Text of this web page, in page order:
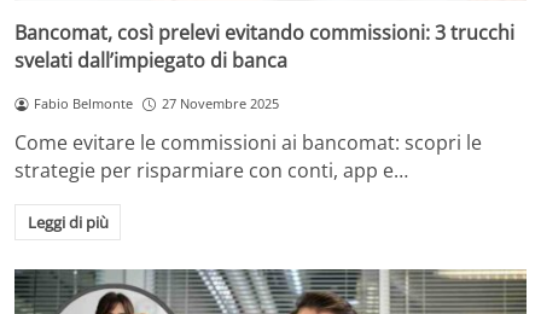
Bancomat, così prelevi evitando commissioni: 3 trucchi
svelati dall’impiegato di banca
Fabio Belmonte 27 Novembre 2025
Come evitare le commissioni ai bancomat: scopri le
strategie per risparmiare con conti, app e…
Leggi di più